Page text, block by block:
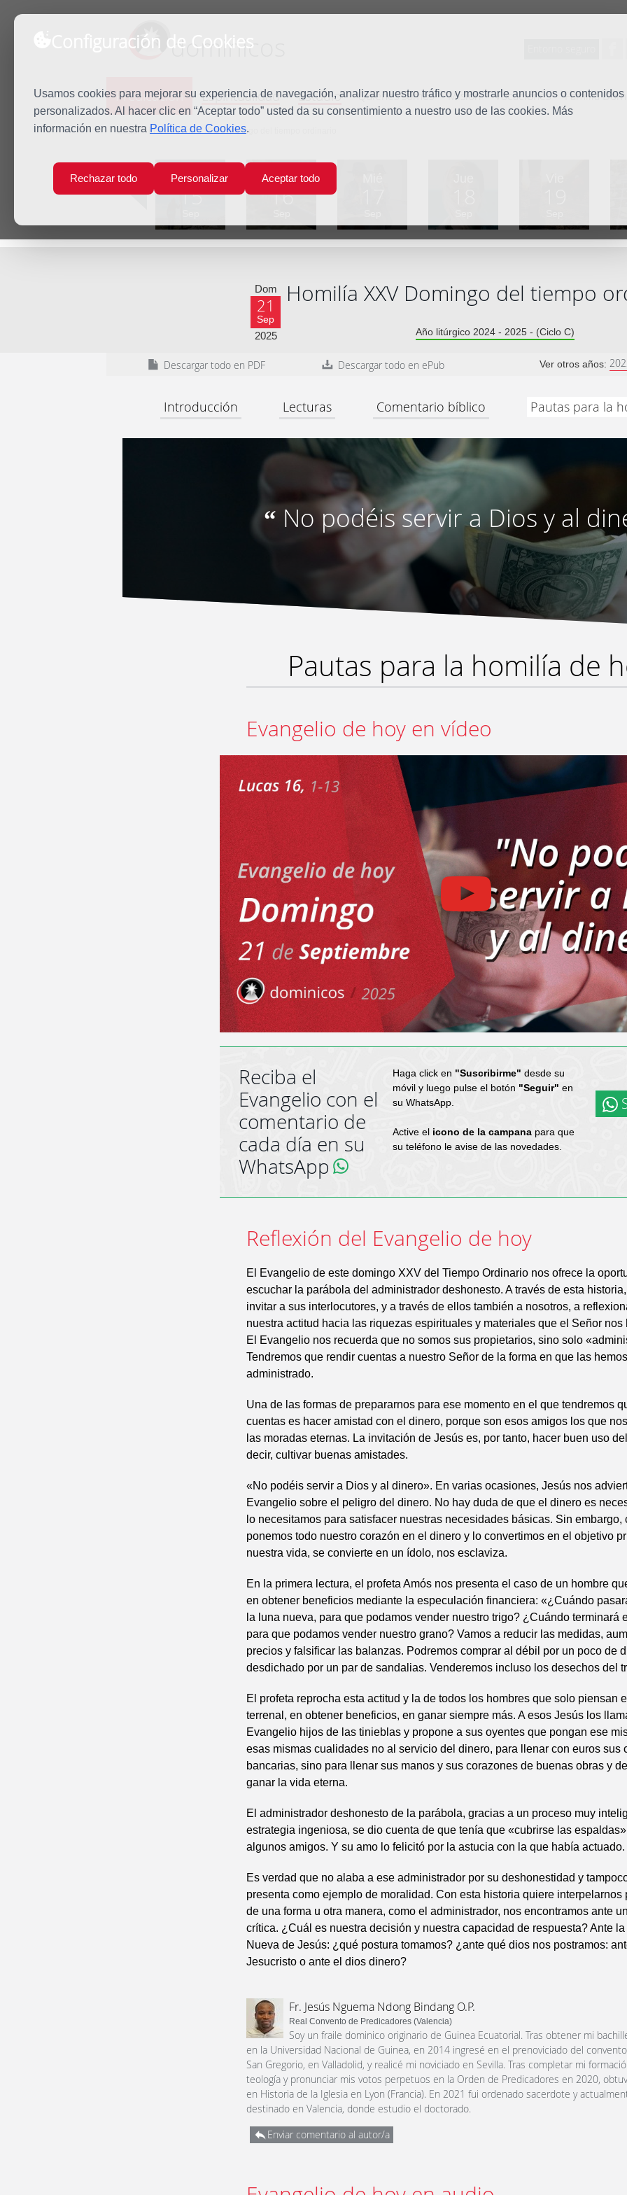
Configuración de Cookies
Usamos cookies para mejorar su experiencia de navegación, analizar nuestro tráfico y mostrarle anuncios o contenidos
personalizados. Al hacer clic en “Aceptar todo” usted da su consentimiento a nuestro uso de las cookies. Más
información en nuestra Política de Cookies.
Rechazar todo Personalizar Aceptar todo
dominicos
Predicación Espiritualidad Estudio Quiénes somos Misión Vocaciones Familia
Inicio Predicación XXV Domingo del tiempo ordinario
Lun
15
Mar
16
Dom
21
Sep
2025
Homilía XXV Domingo del tiempo
Año litúrgico 2024 - 2025 - (Ciclo C)
Descargar todo en PDF Descargar todo en ePub Ver otros años:
Introducción Lecturas Comentario bíblico Pautas para la
“ No podéis servir a Dios y al
Pautas para la homilía de
Evangelio de hoy en vídeo
Reciba el
Evangelio con el
comentario de
cada día en su
WhatsApp
Haga click en "Suscribirme" desde su
móvil y luego pulse el botón "Seguir" en
su WhatsApp.
Active el icono de la campanapara que
su teléfono le avise de las novedades.
Reflexión del Evangelio de hoy
El Evangelio de este domingo XXV del Tiempo Ordinario nos ofrece la
escuchar la parábola del administrador deshonesto. A través de esta
invitar a sus interlocutores, y a través de ellos también a nosotros, a
nuestra actitud hacia las riquezas espirituales y materiales que el Señor nos
El Evangelio nos recuerda que no somos sus propietarios, sino solo
Tendremos que rendir cuentas a nuestro Señor de la forma en que las hemos
administrado.
Una de las formas de prepararnos para ese momento en el que tendremos
cuentas es hacer amistad con el dinero, porque son esos amigos los que
las moradas eternas. La invitación de Jesús es, por tanto, hacer buen uso
decir, cultivar buenas amistades.
«No podéis servir a Dios y al dinero». En varias ocasiones, Jesús nos
Evangelio sobre el peligro del dinero. No hay duda de que el dinero es
lo necesitamos para satisfacer nuestras necesidades básicas. Sin embargo,
ponemos todo nuestro corazón en el dinero y lo convertimos en el objetivo
nuestra vida, se convierte en un ídolo, nos esclaviza.
En la primera lectura, el profeta Amós nos presenta el caso de un hombre
en obtener beneficios mediante la especulación financiera: «¿Cuándo
la luna nueva, para que podamos vender nuestro trigo? ¿Cuándo terminará
para que podamos vender nuestro grano? Vamos a reducir las medidas,
precios y falsificar las balanzas. Podremos comprar al débil por un poco de
desdichado por un par de sandalias. Venderemos incluso los desechos del
El profeta reprocha esta actitud y la de todos los hombres que solo piensan
terrenal, en obtener beneficios, en ganar siempre más. A esos Jesús los
Evangelio hijos de las tinieblas y propone a sus oyentes que pongan ese
esas mismas cualidades no al servicio del dinero, para llenar con euros sus
bancarias, sino para llenar sus manos y sus corazones de buenas obras y
ganar la vida eterna.
El administrador deshonesto de la parábola, gracias a un proceso muy
estrategia ingeniosa, se dio cuenta de que tenía que «cubrirse las
algunos amigos. Y su amo lo felicitó por la astucia con la que había actuado.
Es verdad que no alaba a ese administrador por su deshonestidad y
presenta como ejemplo de moralidad. Con esta historia quiere interpelarnos
de una forma u otra manera, como el administrador, nos encontramos ante
crítica. ¿Cuál es nuestra decisión y nuestra capacidad de respuesta? Ante
Nueva de Jesús: ¿qué postura tomamos? ¿ante qué dios nos postramos:
Jesucristo o ante el dios dinero?
Fr. Jesús Nguema Ndong Bindang O.P.
Real Convento de Predicadores (Valencia)
Soy un fraile dominico originario de Guinea Ecuatorial. Tras obtener mi
en la Universidad Nacional de Guinea, en 2014 ingresé en el prenoviciado del
San Gregorio, en Valladolid, y realicé mi noviciado en Sevilla. Tras completar mi
teología y pronunciar mis votos perpetuos en la Orden de Predicadores en 2020,
en Historia de la Iglesia en Lyon (Francia). En 2021 fui ordenado sacerdote y
destinado en Valencia, donde estudio el doctorado.
Enviar comentario al autor/a